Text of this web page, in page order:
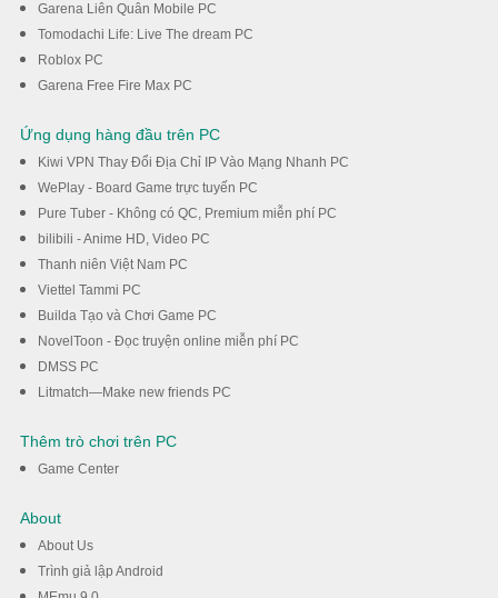
Garena Liên Quân Mobile PC
Tomodachi Life: Live The dream PC
Roblox PC
Garena Free Fire Max PC
Ứng dụng hàng đầu trên PC
Kiwi VPN Thay Đổi Địa Chỉ IP Vào Mạng Nhanh PC
WePlay - Board Game trực tuyến PC
Pure Tuber - Không có QC, Premium miễn phí PC
bilibili - Anime HD, Video PC
Thanh niên Việt Nam PC
Viettel Tammi PC
Builda Tạo và Chơi Game PC
NovelToon - Đọc truyện online miễn phí PC
DMSS PC
Litmatch—Make new friends PC
Thêm trò chơi trên PC
Game Center
About
About Us
Trình giả lập Android